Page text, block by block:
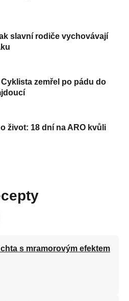
slavní rodiče vychovávají
zemřel po pádu do
život: 18 dní na ARO kvůli
s mramorovým efektem